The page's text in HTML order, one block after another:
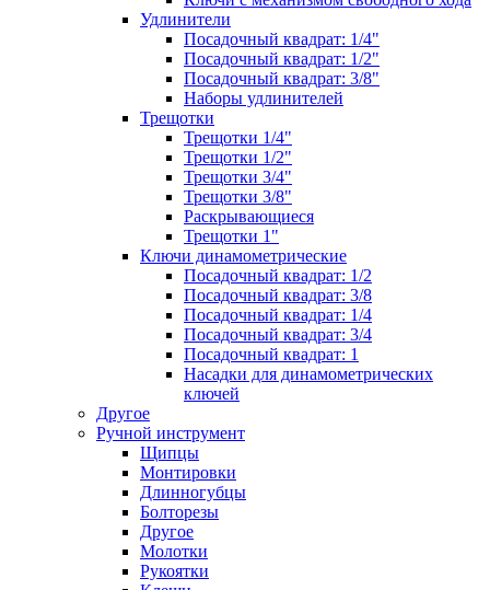
Удлинители
Посадочный квадрат: 1/4"
Посадочный квадрат: 1/2"
Посадочный квадрат: 3/8"
Наборы удлинителей
Трещотки
Трещотки 1/4"
Трещотки 1/2"
Трещотки 3/4"
Трещотки 3/8"
Раскрывающиеся
Трещотки 1"
Ключи динамометрические
Посадочный квадрат: 1/2
Посадочный квадрат: 3/8
Посадочный квадрат: 1/4
Посадочный квадрат: 3/4
Посадочный квадрат: 1
Насадки для динамометрических
ключей
Другое
Ручной инструмент
Щипцы
Монтировки
Длинногубцы
Болторезы
Другое
Молотки
Рукоятки